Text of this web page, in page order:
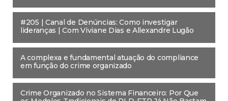
#205 | Canal de Denúncias: Como investigar
lideranças | Com Viviane Dias e Allexandre Lugão
A complexa e fundamental atuação do compliance
em função do crime organizado
Crime Organizado no Sistema Financeiro: Por Que